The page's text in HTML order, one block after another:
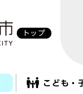
トップ
こども・